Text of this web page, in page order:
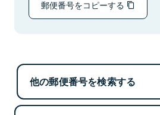
郵便番号をコピーする
他の郵便番号を検索する